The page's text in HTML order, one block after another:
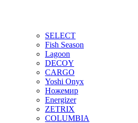
SELECT
Fish Season
Lagoon
DECOY
CARGO
Yoshi Onyx
Ножемир
Energizer
ZETRIX
COLUMBIA